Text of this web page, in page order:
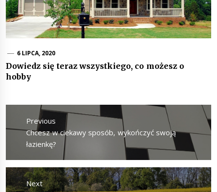
6 LIPCA, 2020
Dowiedz się teraz wszystkiego, co możesz o
hobby
Nawigacja
wpisuPrevious
Previous
post:
Chcesz w ciekawy sposób, wykończyć swoją
łazienkę?
Next